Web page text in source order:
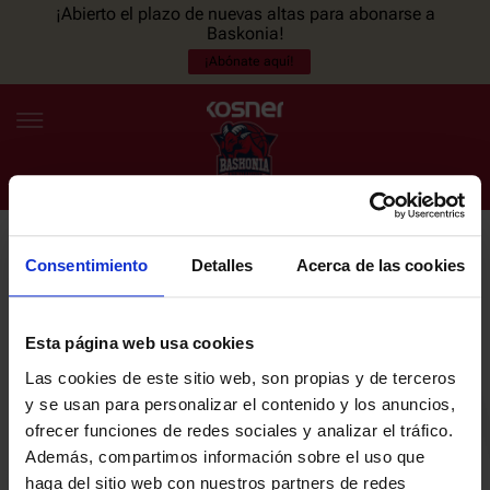
Consentimiento Detalles Acerca de las cookies
Esta página web usa cookies
Las cookies de este sitio web, son propias y de terceros
y se usan para personalizar el contenido y los anuncios,
ofrecer funciones de redes sociales y analizar el tráfico.
Además, compartimos información sobre el uso que
haga del sitio web con nuestros partners de redes
¡Abierto el plazo de nuevas altas para abonarse a
Baskonia!
¡Abónate aquí!
ES EU
NOTICIAS
PLANTILLA
ENTRADAS
NEWSLETTER
últimas noticias y promociones del club.
Email
He leído y acepto laPolítica de privacidaddel SASKI BASKONIA